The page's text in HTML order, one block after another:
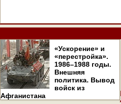
«Ускорение» и
«перестройка».
1986–1988 годы.
Внешняя
политика. Вывод
войск из
Афганистана